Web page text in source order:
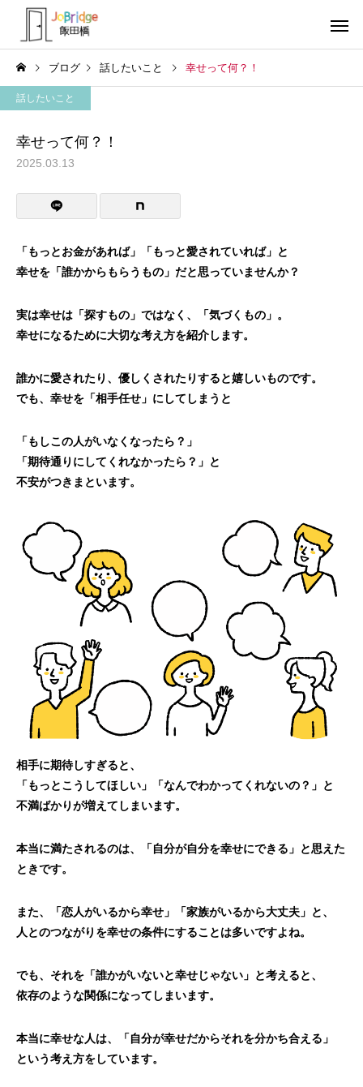
利用者の声
働き続けるための土台 全力禁止のススメ
ブログ 話したいこと 幸せって何？！
話したいこと
幸せって何？！
2025.03.13
「もっとお金があれば」「もっと愛されていれば」と
幸せを「誰かからもらうもの」だと思っていませんか？
実は幸せは「探すもの」ではなく、「気づくもの」。
幸せになるために大切な考え方を紹介します。
誰かに愛されたり、優しくされたりすると嬉しいものです。
でも、幸せを「相手任せ」にしてしまうと
「もしこの人がいなくなったら？」
「期待通りにしてくれなかったら？」と
不安がつきまといます。
相手に期待しすぎると、
「もっとこうしてほしい」「なんでわかってくれないの？」と
不満ばかりが増えてしまいます。
本当に満たされるのは、「自分が自分を幸せにできる」と思えた
ときです。
また、「恋人がいるから幸せ」「家族がいるから大丈夫」と、
人とのつながりを幸せの条件にすることは多いですよね。
でも、それを「誰かがいないと幸せじゃない」と考えると、
依存のような関係になってしまいます。
本当に幸せな人は、「自分が幸せだからそれを分かち合える」
という考え方をしています。